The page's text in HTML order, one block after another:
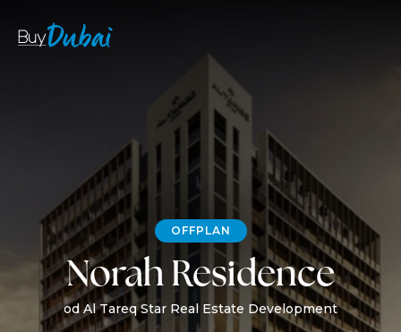
OFFPLAN
Norah Residence
od Al Tareq Star Real Estate Development